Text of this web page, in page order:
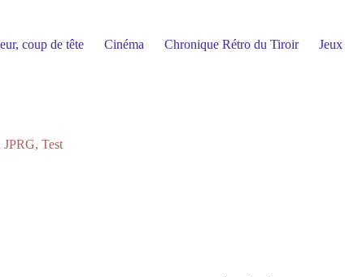
coup de tête Cinéma Chronique Rétro du Tiroir Jeux
JPRG, Test